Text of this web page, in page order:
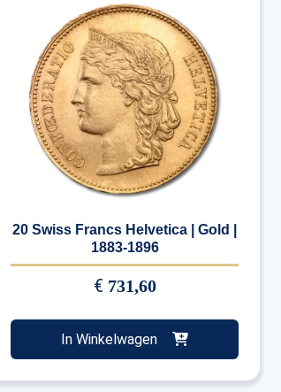
20 Swiss Francs Helvetica | Gold |
1883-1896
€ 731,60
In Winkelwagen